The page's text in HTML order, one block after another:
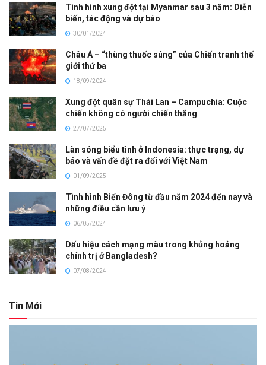
Tình hình xung đột tại Myanmar sau 3 năm: Diễn
biến, tác động và dự báo
30/01/2024
Châu Á – “thùng thuốc súng” của Chiến tranh thế
giới thứ ba
18/09/2024
Xung đột quân sự Thái Lan – Campuchia: Cuộc
chiến không có người chiến thắng
27/07/2025
Làn sóng biểu tình ở Indonesia: thực trạng, dự
báo và vấn đề đặt ra đối với Việt Nam
01/09/2025
Tình hình Biển Đông từ đầu năm 2024 đến nay và
những điều cần lưu ý
06/05/2024
Dấu hiệu cách mạng màu trong khủng hoảng
chính trị ở Bangladesh?
07/08/2024
Tin Mới